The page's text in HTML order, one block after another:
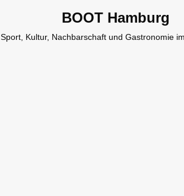
BOOT Hamburg
Sport, Kultur, Nachbarschaft und Gastronomie